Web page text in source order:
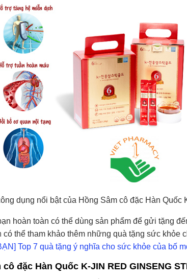
dụng nổi bật của Hồng Sâm cô đặc Hàn Quốc
hoàn toàn có thể dùng sản phẩm để gửi tặng
có thể tham khảo thêm những quà tặng sức
Top 7 quà tặng ý nghĩa cho sức khỏe của bố
đặc Hàn Quốc K-JIN RED GINSENG